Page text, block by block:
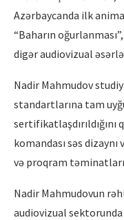
Azərbaycanda ilk
“Baharın
digər audiovizual
Nadir Mahmudov
standartlarına tam
sertifikatlaşdırıldığını
komandası səs
və proqram
Nadir Mahmudovun
audiovizual